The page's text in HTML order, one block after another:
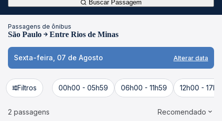
Buscar Passagem
Passagens de ônibus
São Paulo Entre Rios de Minas
Sexta-feira, 07 de Agosto Alterar data
Filtros 00h00 - 05h59 06h00 - 11h59 12h00 -
2 passagens Recomendado